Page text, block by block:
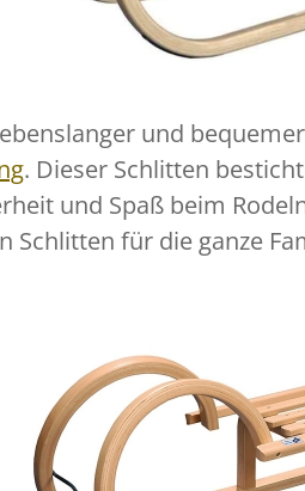
und
. Dieser Schlitten
und Spaß beim
Schlitten für die ganze